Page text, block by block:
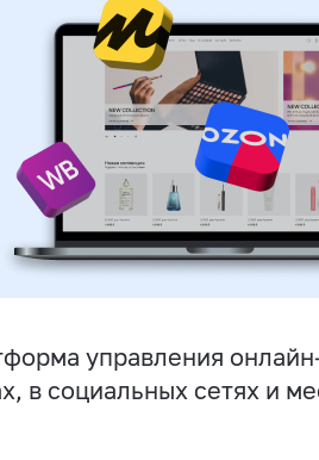
управления
в социальных сетях и